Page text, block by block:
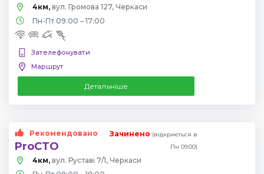
4км, вул. Громова 127, Черкаси
Пн-Пт 09:00 – 17:00
Зателефонувати
Маршрут
Детальніше
Рекомендовано
ProCTO
Зачинено (відкриється в
Пн 09:00)
4км, вул. Руставі 7/1, Черкаси